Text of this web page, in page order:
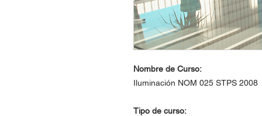
Nombre de Curso:
Iluminación NOM 025 STPS 2008
Tipo de curso: